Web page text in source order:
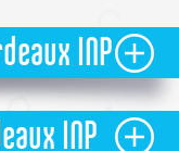
INP
du CA du
INP